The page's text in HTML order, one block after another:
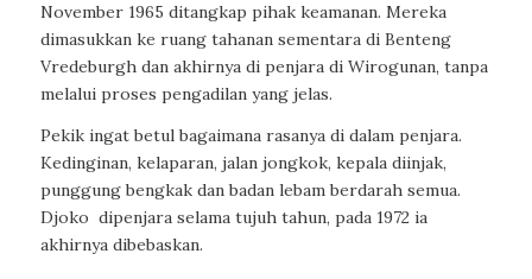
November 1965 ditangkap pihak keamanan. Mereka
dimasukkan ke ruang tahanan sementara di Benteng
Vredeburgh dan akhirnya di penjara di Wirogunan, tanpa
melalui proses pengadilan yang jelas.
Pekik ingat betul bagaimana rasanya di dalam penjara.
Kedinginan, kelaparan, jalan jongkok, kepala diinjak,
punggung bengkak dan badan lebam berdarah semua.
Djoko dipenjara selama tujuh tahun, pada 1972 ia
akhirnya dibebaskan.